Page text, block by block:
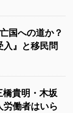
国への道か？
入』と移民問
橋貴明・木坂
労働者はいら